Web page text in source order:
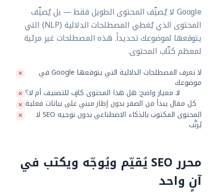
Google لا يُصنِّف المحتوى الطويل فقط — بل يُصنِّف
المحتوى الذي يُغطي المصطلحات الدلالية (NLP) التي
يتوقعها لموضوعك تحديداً. هذه المصطلحات غير مرئية
لمعظم كتّاب المحتوى.
لا تعرف المصطلحات الدلالية التي يتوقعها Google في
موضوعك
لا معيار واضح: هل هذا المحتوى كافٍ للتصنيف أم لا؟
كل مقال يبدأ من الصفر بدون إطار مبني على بيانات فعلية
المحتوى المكتوب بالذكاء الاصطناعي بدون توجيه SEO لا
يُرتَّب
محرر SEO يُقيّم ويُوجّه ويكتب في
آنٍ واحد